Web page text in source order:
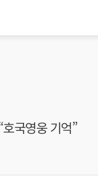
국영웅 기억”